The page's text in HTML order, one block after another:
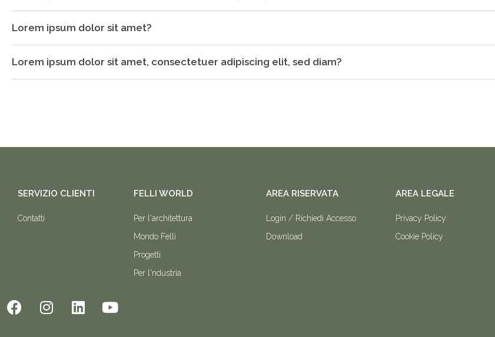
Lorem ipsum dolor sit amet?
Lorem ipsum dolor sit amet, consectetuer adipiscing elit, sed diam?
SERVIZIO CLIENTI
Contatti
F
a
I
n
L
i
Y
o
FELLI WORLD
Per l'architettura
Mondo Felli
Progetti
Per l'ndustria
AREA RISERVATA
Login / Richiedi Accesso
Download
AREA LEGALE
Privacy Policy
Cookie Policy